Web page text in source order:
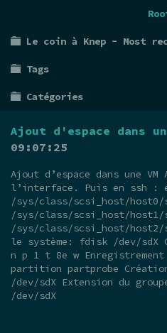
Le coin à Knep - Most
Tags
Catégories
Ajout d'espace dans
09:07:25
Ajout d’espace dans une
l’interface. Puis en ssh :
/sys/class/scsi_host/
/sys/class/scsi_host/
/sys/class/scsi_host/host2/
le système: fdisk /dev/
n p 1 t 8e w
partition partprobe
/dev/sdX Extension du
/dev/sdX